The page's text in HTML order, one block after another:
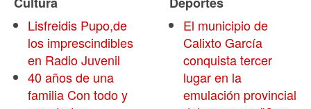
Lisfreidis Pupo,de
los imprescindibles
en Radio Juvenil
40 años de una
familia Con todo y
El municipio de
Calixto García
conquista tercer
lugar en la
emulación provincial